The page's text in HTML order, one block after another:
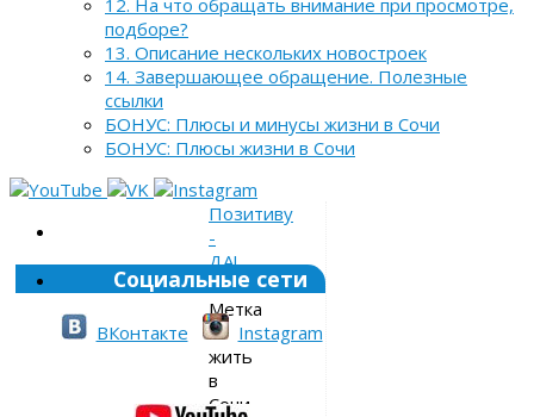
12. На что обращать внимание при просмотре,
подборе?
13. Описание нескольких новостроек
14. Завершающее обращение. Полезные
ссылки
БОНУС: Плюсы и минусы жизни в Сочи
БОНУС: Плюсы жизни в Сочи
Позитиву
-
ДА!
»
Метка
»
жить
в
Сочи
Социальные сети
ВКонтакте Instagram